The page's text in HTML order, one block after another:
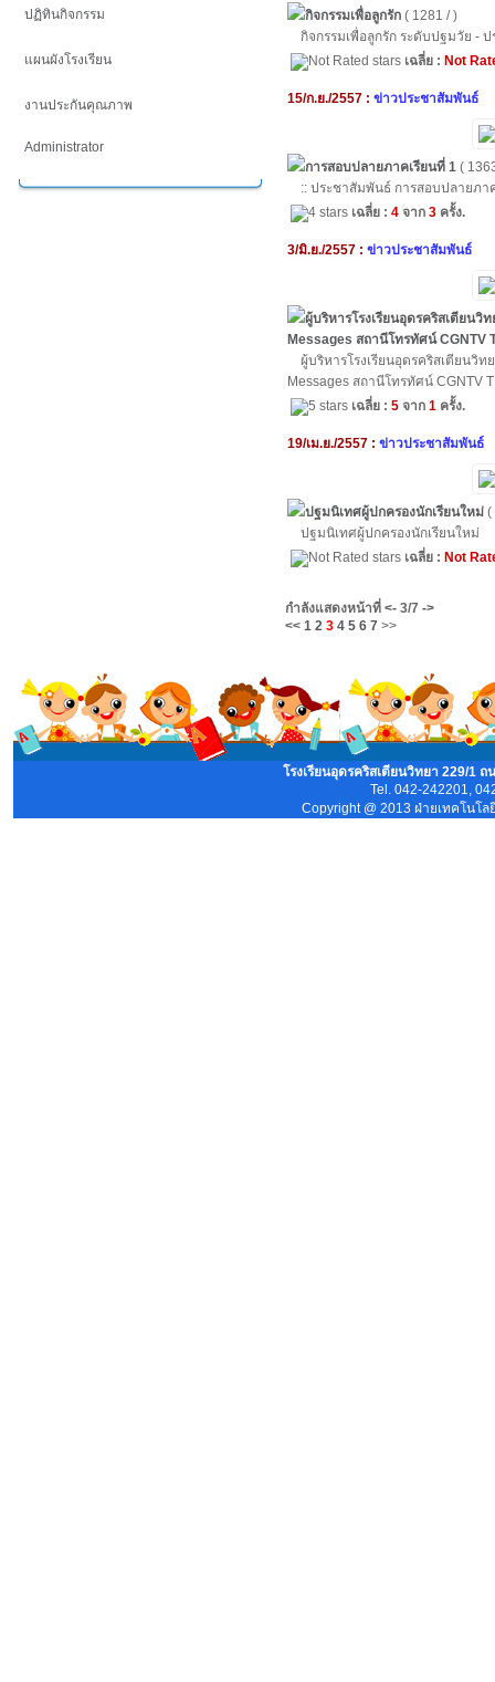
ปฏิทินกิจกรรม
แผนผังโรงเรียน
งานประกันคุณภาพ
Administrator
กิจกรรมเพื่อลูกรัก ( 1281 / )
กิจกรรมเพื่อลูกรัก ระดับปฐมวัย -
เฉลี่ย : Not
15/ก.ย./2557 : ข่าวประชาสัมพันธ์
การสอบปลายภาคเรียนที่ 1 (
:: ประชาสัมพันธ์ การสอบปลายภา
เฉลี่ย : 4 จาก 3 ครั้ง.
3/มิ.ย./2557 : ข่าวประชาสัมพันธ์
ผู้บริหารโรงเรียนอุดรคริสเตียนวิ
Messages สถานีโทรทัศน์ CGNTV
ผู้บริหารโรงเรียนอุดรคริสเตียนวิท
Messages สถานีโทรทัศน์ CGNTV
เฉลี่ย : 5 จาก 1 ครั้ง.
19/เม.ย./2557 : ข่าวประชาสัมพันธ์
ปฐมนิเทศผู้ปกครองนักเรียนใหม่ (
ปฐมนิเทศผู้ปกครองนักเรียนใหม่
เฉลี่ย : Not
กำลังแสดงหน้าที่ <- 3/7 ->
<< 1 2 3 4 5 6 7 >>
โรงเรียนอุดรคริสเตียนวิทยา 229/1
Tel. 042-242201,
Copyright @ 2013 ฝ่ายเทคโนโ